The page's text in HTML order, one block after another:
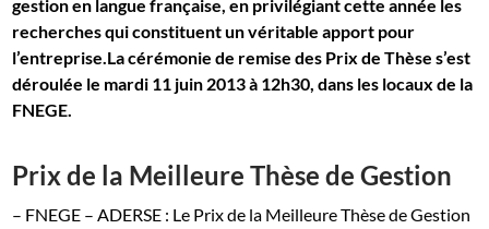
gestion en langue française, en privilégiant cette année les
recherches qui constituent un véritable apport pour
l’entreprise.La cérémonie de remise des Prix de Thèse s’est
déroulée le mardi 11 juin 2013 à 12h30, dans les locaux de la
FNEGE.
Prix de la Meilleure Thèse de Gestion
– FNEGE – ADERSE : Le Prix de la Meilleure Thèse de Gestion